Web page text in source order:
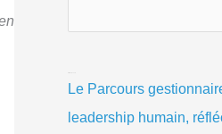
Le Parcours
leadership humain,
é
o
r
h
v
e